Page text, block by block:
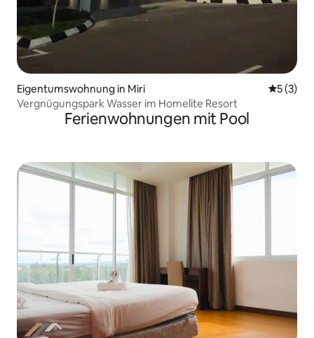
Eigentumswohnung in Miri
5 (3)
Vergnügungspark Wasser im Homelite Resort
Ferienwohnungen mit Pool